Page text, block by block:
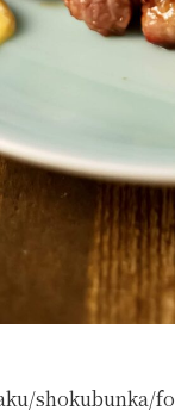
shokubunka/